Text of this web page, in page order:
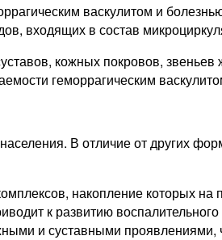
васкулитом и
входящих в состав
кожных покровов,
геморрагическим
В отличие от других
накопление которых на
к развитию
и суставными проявлениями,